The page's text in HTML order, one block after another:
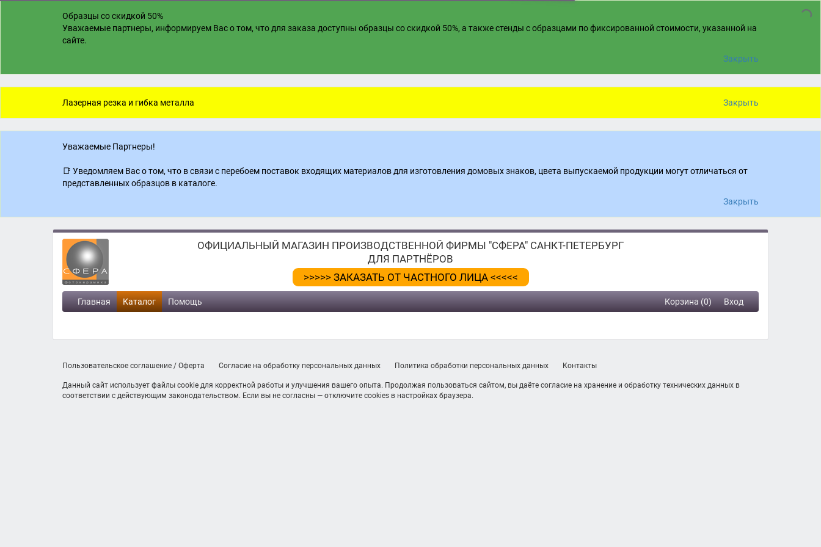
Образцы со скидкой 50%
Уважаемые партнеры, информируем Вас о том, что для заказа доступны образцы со скидкой 50%, а также стенды с образцами по фиксированной стоимости, указанной на
сайте.
Закрыть
Лазерная резка и гибка металла Закрыть
Уважаемые Партнеры!
📑 Уведомляем Вас о том, что в связи с перебоем поставок входящих материалов для изготовления домовых знаков, цвета выпускаемой продукции могут отличаться от
представленных образцов в каталоге.
Закрыть
ОФИЦИАЛЬНЫЙ МАГАЗИН ПРОИЗВОДСТВЕННОЙ ФИРМЫ "СФЕРА" САНКТ-ПЕТЕРБУРГ
ДЛЯ ПАРТНЁРОВ
>>>>> ЗАКАЗАТЬ ОТ ЧАСТНОГО ЛИЦА <<<<<
Главная Каталог Помощь Корзина (0) Вход
Пользовательское соглашение / Оферта Согласие на обработку персональных данных Политика обработки персональных данных Контакты
Данный сайт использует файлы cookie для корректной работы и улучшения вашего опыта. Продолжая пользоваться сайтом, вы даёте согласие на хранение и обработку технических данных в
соответствии с действующим законодательством. Если вы не согласны — отключите cookies в настройках браузера.